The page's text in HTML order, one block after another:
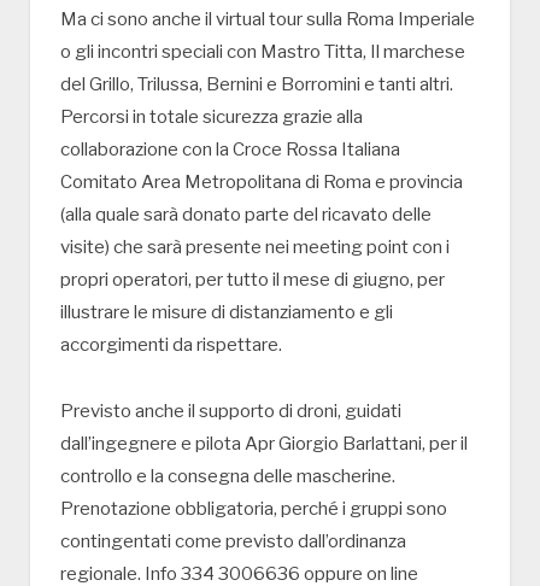
Ma ci sono anche il virtual tour sulla Roma Imperiale
o gli incontri speciali con Mastro Titta, Il marchese
del Grillo, Trilussa, Bernini e Borromini e tanti altri.
Percorsi in totale sicurezza grazie alla
collaborazione con la Croce Rossa Italiana
Comitato Area Metropolitana di Roma e provincia
(alla quale sarà donato parte del ricavato delle
visite) che sarà presente nei meeting point con i
propri operatori, per tutto il mese di giugno, per
illustrare le misure di distanziamento e gli
accorgimenti da rispettare.
Previsto anche il supporto di droni, guidati
dall’ingegnere e pilota Apr Giorgio Barlattani, per il
controllo e la consegna delle mascherine.
Prenotazione obbligatoria, perché i gruppi sono
contingentati come previsto dall’ordinanza
regionale. Info 334 3006636 oppure on line